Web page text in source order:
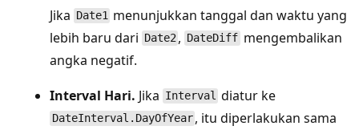
Jika Date1 menunjukkan tanggal dan waktu yang
lebih baru dari Date2 , DateDiff mengembalikan
angka negatif.
Interval Hari. Jika Interval diatur ke
DateInterval.DayOfYear , itu diperlakukan sama